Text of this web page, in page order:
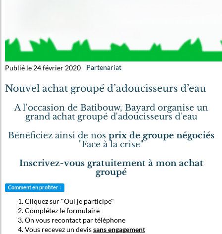
Publié le 24 février 2020 Partenariat
Nouvel achat groupé d’adoucisseurs d’eau
A l'occasion de Batibouw, Bayard organise un
grand achat groupé d'adoucisseurs d'eau
Bénéficiez ainsi de nos prix de groupe négociés
"Face à la crise"
Inscrivez-vous gratuitement à mon achat
groupé
Comment en profiter :
Cliquez sur "Oui je participe"
Complétez le formulaire
On vous recontact par téléphone
Vous recevez un devissans engagement